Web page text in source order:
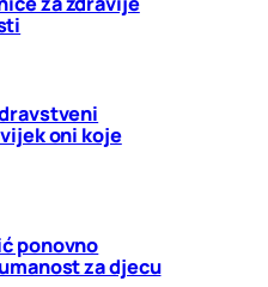
oni koje
ponovno
za djecu